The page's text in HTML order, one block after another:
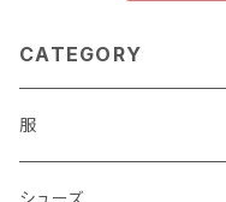
CATEGORY
服
レディース
シューズ